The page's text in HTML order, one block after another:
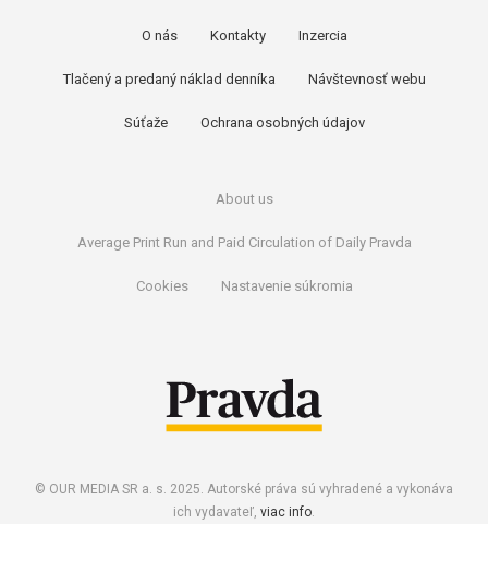
O nás Kontakty Inzercia
Tlačený a predaný náklad denníka Návštevnosť webu
Súťaže Ochrana osobných údajov
About us
Average Print Run and Paid Circulation of Daily Pravda
Cookies Nastavenie súkromia
© OUR MEDIA SR a. s. 2025. Autorské práva sú vyhradené a vykonáva
ich vydavateľ, viac info.